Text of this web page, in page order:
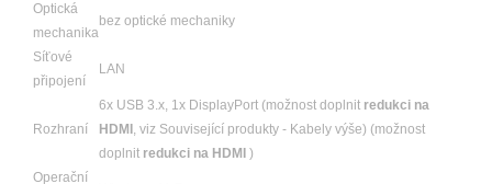
Optická
mechanika
bez optické mechaniky
Síťové
připojení
LAN
Rozhraní
6x USB 3.x, 1x DisplayPort (možnost doplnit redukci na
HDMI , viz Související produkty - Kabely výše) (možnost
doplnit redukci na HDMI )
Operační